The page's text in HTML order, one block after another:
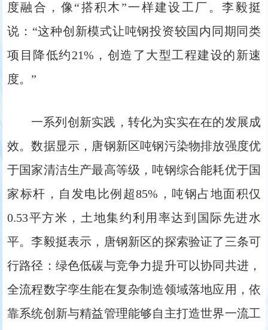
度融合，像“搭积木”一样建设工厂。李毅挺
说：“这种创新模式让吨钢投资较国内同期同类
项目降低约21%，创造了大型工程建设的新速
度。”
一系列创新实践，转化为实实在在的发展成
效。数据显示，唐钢新区吨钢污染物排放强度优
于国家清洁生产最高等级，吨钢综合能耗优于国
家标杆，自发电比例超85%，吨钢占地面积仅
0.53平方米，土地集约利用率达到国际先进水
平。李毅挺表示，唐钢新区的探索验证了三条可
行路径：绿色低碳与竞争力提升可以协同共进，
全流程数字孪生能在复杂制造领域落地应用，依
靠系统创新与精益管理能够自主打造世界一流工